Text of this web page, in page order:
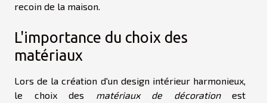
recoin de la maison.
L'importance du choix des
matériaux
Lors de la création d'un design intérieur harmonieux,
le choix des matériaux de décorationest